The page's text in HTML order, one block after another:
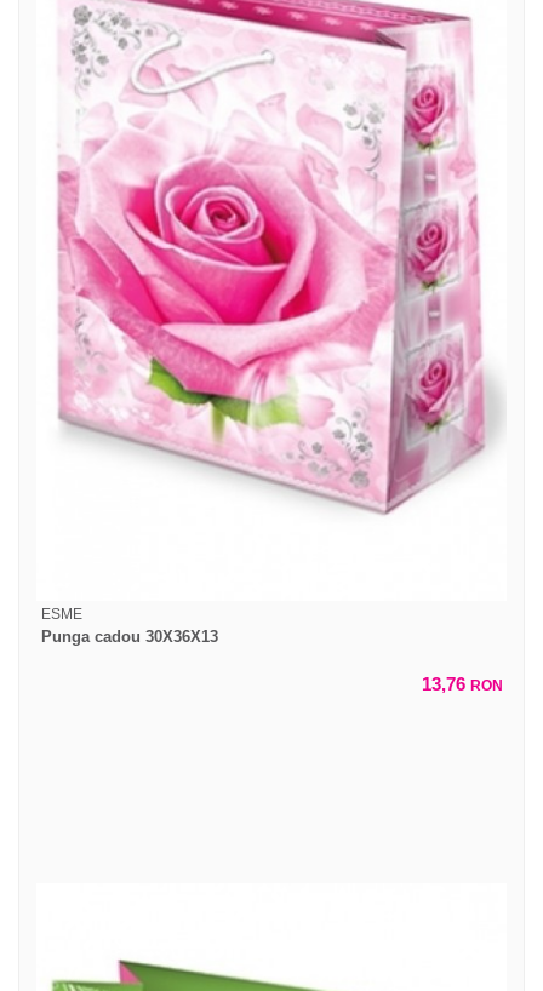
ESME
Punga cadou 30X36X13
13,76 RON